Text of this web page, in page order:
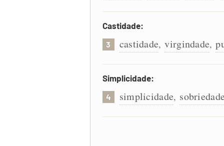
Castidade:
3 castidade, virgindade,
Simplicidade:
4 simplicidade, sobriedade